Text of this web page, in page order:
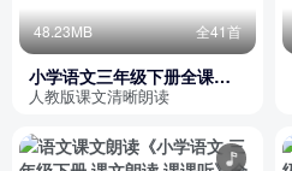
48.23MB 全41首
小学语文三年级下册全课文
朗读人教版
人教版课文清晰朗读